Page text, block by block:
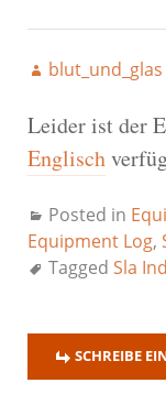
blut_und_glas
Leider ist der
Englisch
Posted in
Equipment Log,
Tagged Sla
SCHREIBE